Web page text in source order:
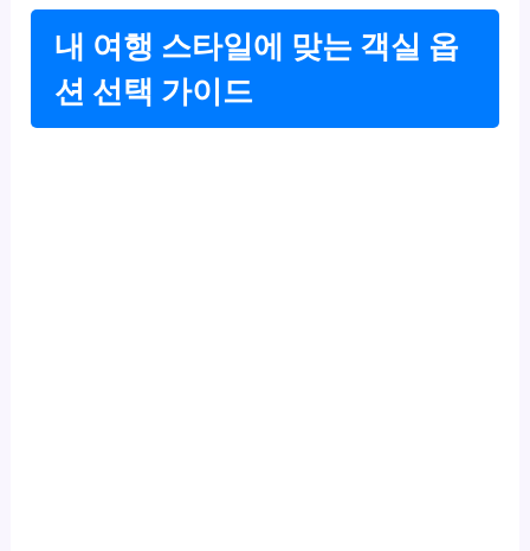
내 여행 스타일에 맞는 객실 옵
션 선택 가이드